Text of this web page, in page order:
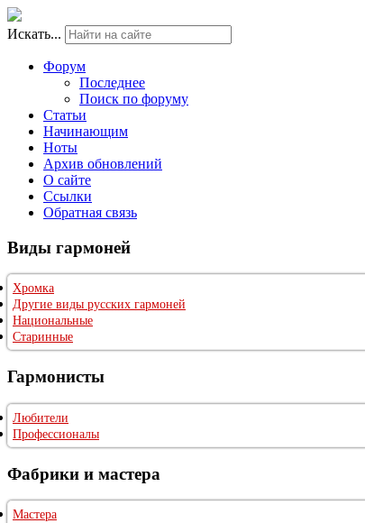
Искать...
Форум
Последнее
Поиск по форуму
Статьи
Начинающим
Ноты
Архив обновлений
О сайте
Ссылки
Обратная связь
Виды гармоней
Хромка
Другие виды русских гармоней
Национальные
Старинные
Гармонисты
Любители
Профессионалы
Фабрики и мастера
Мастера